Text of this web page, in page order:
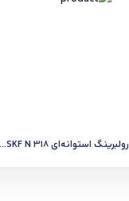
رولبرینگ استوانه‌ای SKF N 318...